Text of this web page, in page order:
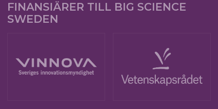
FINANSIÄRER TILL BIG SCIENCE
SWEDEN